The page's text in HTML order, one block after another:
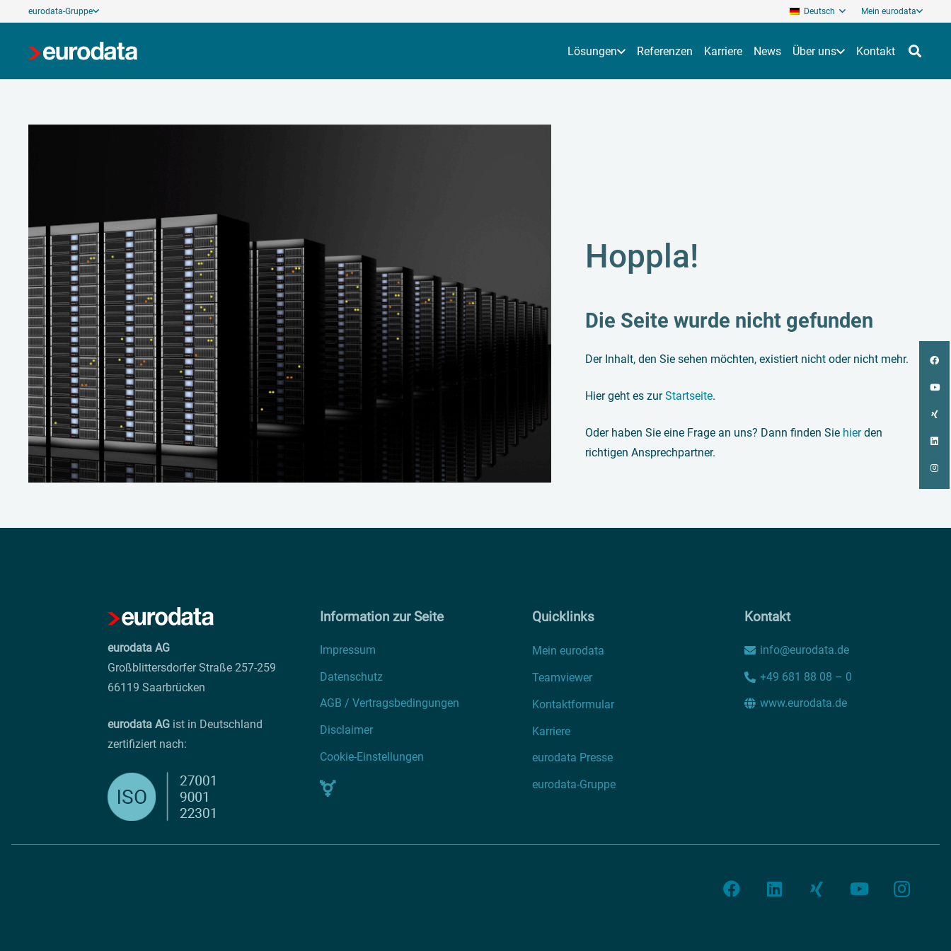
eurodata-Gruppe Deutsch Mein eurodata
Lösungen Referenzen Karriere News Über uns Kontakt
Hoppla!
Die Seite wurde nicht gefunden
Der Inhalt, den Sie sehen möchten, existiert nicht oder nicht mehr.
Hier geht es zurStartseite.
Oder haben Sie eine Frage an uns? Dann finden Sie hierden
richtigen Ansprechpartner.
eurodata AG
Großblittersdorfer Straße 257-259
66119 Saarbrücken
eurodata AG ist in Deutschland
zertifiziert nach:
Information zur Seite
Impressum
Datenschutz
AGB / Vertragsbedingungen
Disclaimer
Cookie-Einstellungen
Quicklinks
Mein eurodata
Teamviewer
Kontaktformular
Karriere
eurodata Presse
eurodata-Gruppe
Kontakt
info@eurodata.de
+49 681 88 08 – 0
www.eurodata.de